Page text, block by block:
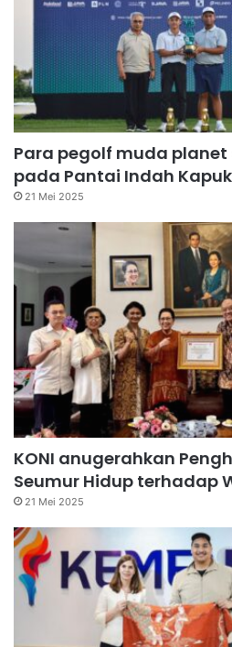
Para pegolf muda
pada Pantai Indah Kapuk
21 Mei 2025
KONI anugerahkan
Seumur Hidup terhadap
21 Mei 2025